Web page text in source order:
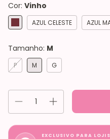
Cor: Vinho
AZUL CELESTE AZUL
Tamanho: M
P M G
EXCLUSIVO PARA